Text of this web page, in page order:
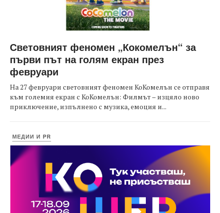
Световният феномен „Кокомелън“ за
първи път на голям екран през
февруари
На 27 февруари световният феномен КоКомелън се отправя
към големия екран с КоКомелън: Филмът – изцяло ново
приключение, изпълнено с музика, емоция и...
МЕДИИ И PR